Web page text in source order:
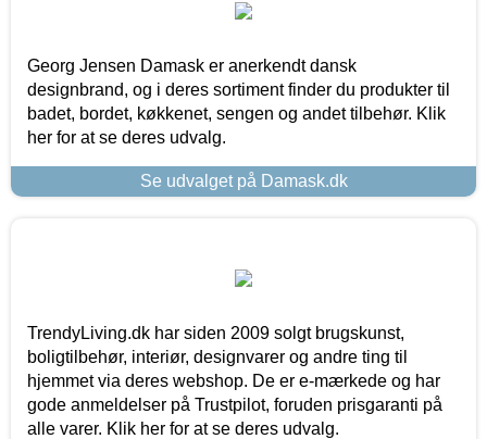
Georg Jensen Damask er anerkendt dansk
designbrand, og i deres sortiment finder du produkter til
badet, bordet, køkkenet, sengen og andet tilbehør. Klik
her for at se deres udvalg.
Se udvalget på Damask.dk
TrendyLiving.dk har siden 2009 solgt brugskunst,
boligtilbehør, interiør, designvarer og andre ting til
hjemmet via deres webshop. De er e-mærkede og har
gode anmeldelser på Trustpilot, foruden prisgaranti på
alle varer. Klik her for at se deres udvalg.